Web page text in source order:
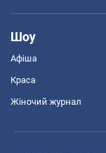
Шоу
Афіша
Краса
Жіночий журнал